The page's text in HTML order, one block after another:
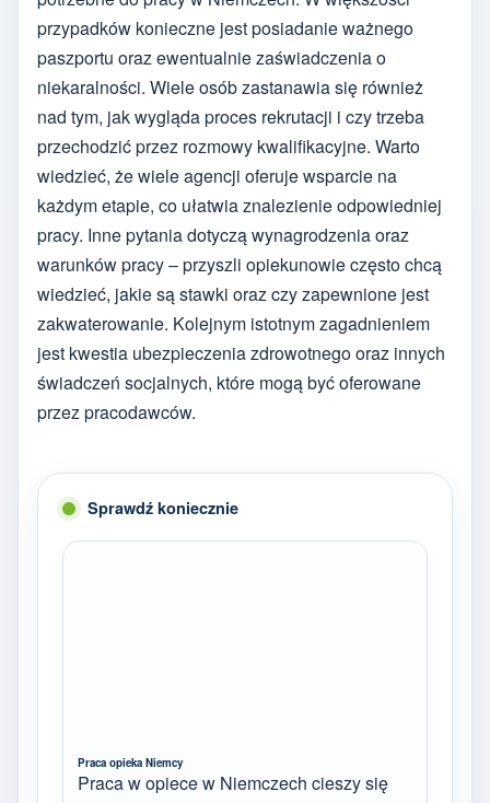
przypadków konieczne jest posiadanie ważnego
paszportu oraz ewentualnie zaświadczenia o
niekaralności. Wiele osób zastanawia się również
nad tym, jak wygląda proces rekrutacji i czy trzeba
przechodzić przez rozmowy kwalifikacyjne. Warto
wiedzieć, że wiele agencji oferuje wsparcie na
każdym etapie, co ułatwia znalezienie odpowiedniej
pracy. Inne pytania dotyczą wynagrodzenia oraz
warunków pracy – przyszli opiekunowie często chcą
wiedzieć, jakie są stawki oraz czy zapewnione jest
zakwaterowanie. Kolejnym istotnym zagadnieniem
jest kwestia ubezpieczenia zdrowotnego oraz innych
świadczeń socjalnych, które mogą być oferowane
przez pracodawców.
Sprawdź koniecznie
Praca opieka Niemcy
Praca w opiece w Niemczech cieszy się